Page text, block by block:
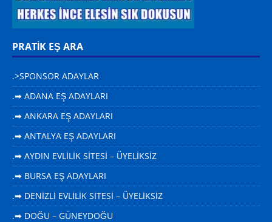
PRATİK EŞ ARA
.>SPONSOR ADAYLAR
.➡ ADANA EŞ ADAYLARI
.➡ ANKARA EŞ ADAYLARI
.➡ ANTALYA EŞ ADAYLARI
.➡ AYDIN EVLİLİK SİTESİ – ÜYELİKSİZ
.➡ BURSA EŞ ADAYLARI
.➡ DENİZLİ EVLİLİK SİTESİ – ÜYELİKSİZ
.➡ DOĞU – GÜNEYDOĞU